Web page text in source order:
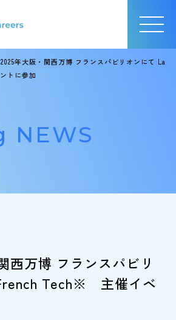
2025年大阪・関西万博 フランスパビリオンにて La
トに参加
NEWS
西万博 フランスパビリ
Tech※ 主催イベ